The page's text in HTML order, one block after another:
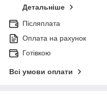
Детальніше
Післяплата
Оплата на рахунок
Готівкою
Всі умови оплати